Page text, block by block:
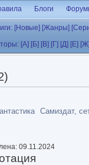
Блоги
[Новые] [Жанры]
[А] [Б] [В] [Г] [Д] [Е] [Ж]
Самиздат,
09.11.2024